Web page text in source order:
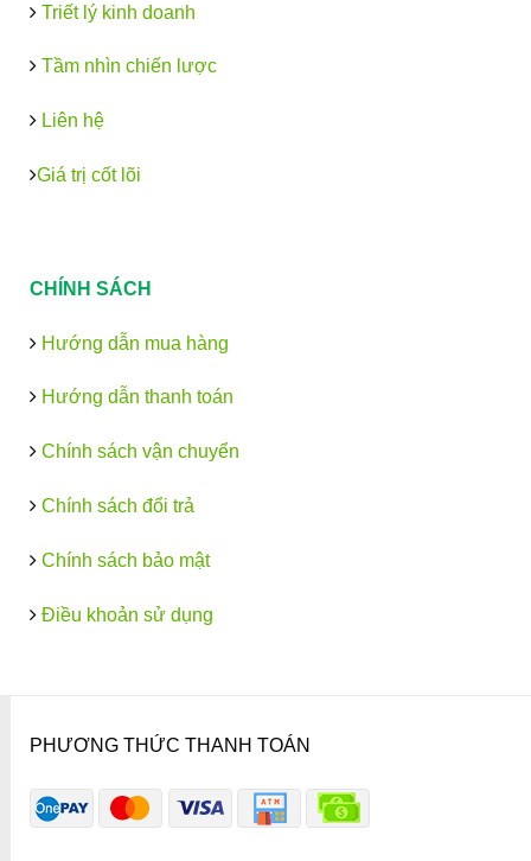
Triết lý kinh doanh
Tầm nhìn chiến lược
Liên hệ
Giá trị cốt lõi
CHÍNH SÁCH
Hướng dẫn mua hàng
Hướng dẫn thanh toán
Chính sách vận chuyển
Chính sách đổi trả
Chính sách bảo mật
Điều khoản sử dụng
PHƯƠNG THỨC THANH TOÁN